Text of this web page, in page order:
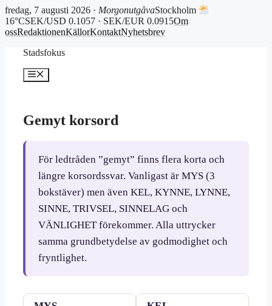
fredag, 7 augusti 2026 · MorgonutgåvaStockholm
16°CSEK/USD 0.1057 · SEK/EUR 0.0915Om
ossRedaktionenKällorKontaktNyhetsbrev
Stadsfokus
Meny
Gemyt korsord
För ledtråden ”gemyt” finns flera korta och
längre korsordssvar. Vanligast är MYS (3
bokstäver) men även KEL, KYNNE, LYNNE,
SINNE, TRIVSEL, SINNELAG och
VÄNLIGHET förekommer. Alla uttrycker
samma grundbetydelse av godmodighet och
fryntlighet.